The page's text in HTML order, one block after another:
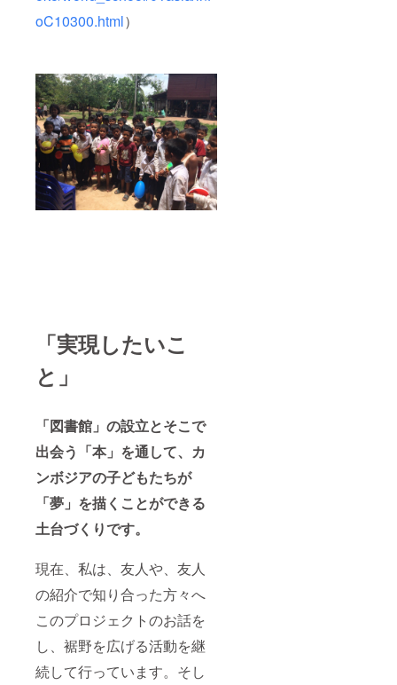
oC10300.html）
「実現したいこ
と」
「図書館」の設立とそこで
出会う「本」を通して、カ
ンボジアの子どもたちが
「夢」を描くことができる
土台づくりです。
現在、私は、友人や、友人
の紹介で知り合った方々へ
このプロジェクトのお話を
し、裾野を広げる活動を継
続して行っています。そし